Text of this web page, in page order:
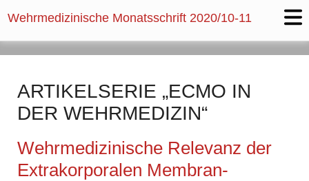
Wehrmedizinische Monatsschrift 2020/10-11
ARTIKELSERIE „ECMO IN
DER WEHRMEDIZIN“
Wehrmedizinische Relevanz der
Extrakorporalen ­Membran­